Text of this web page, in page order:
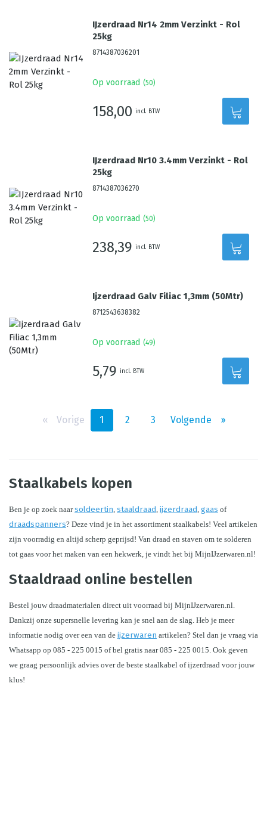
IJzerdraad Nr14 2mm Verzinkt - Rol
25kg
8714387036201
Op voorraad (50)
158,00 incl. BTW
IJzerdraad Nr10 3.4mm Verzinkt - Rol
25kg
8714387036270
Op voorraad (50)
238,39 incl. BTW
Ijzerdraad Galv Filiac 1,3mm (50Mtr)
8712543638382
Op voorraad (49)
5,79 incl. BTW
‹‹ Vorige 1 2 3 Volgende ››
Staalkabels kopen
Ben je op zoek naar soldeertin, staaldraad, ijzerdraad, gaas of
draadspanners? Deze vind je in het assortiment staalkabels! Veel artikelen
zijn voorradig en altijd scherp geprijsd! Van draad en staven om te solderen
tot gaas voor het maken van een hekwerk, je vindt het bij MijnIJzerwaren.nl!
Staaldraad online bestellen
Bestel jouw draadmaterialen direct uit voorraad bij MijnIJzerwaren.nl.
Dankzij onze supersnelle levering kan je snel aan de slag. Heb je meer
informatie nodig over een van de ijzerwaren artikelen? Stel dan je vraag via
Whatsapp op 085 - 225 0015 of bel gratis naar 085 - 225 0015. Ook geven
we graag persoonlijk advies over de beste staalkabel of ijzerdraad voor jouw
klus!